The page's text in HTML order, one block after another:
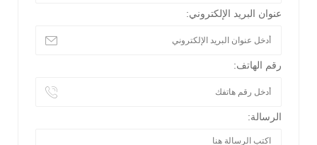
عنوان البريد الإلكتروني:
رقم الهاتف:
الرسالة: